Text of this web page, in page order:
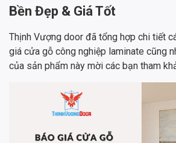
Bền Đẹp & Giá Tốt
Thịnh Vượng door đã tổng hợp chi tiết
giá cửa gỗ công nghiệp laminate cũng
của sản phẩm này mời các bạn tham